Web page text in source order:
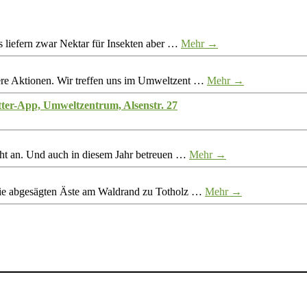
liefern zwar Nektar für Insekten aber … Mehr →
Aktionen. Wir treffen uns im Umweltzent … Mehr →
App, Umweltzentrum, Alsenstr. 27
an. Und auch in diesem Jahr betreuen … Mehr →
abgesägten Äste am Waldrand zu Totholz … Mehr →